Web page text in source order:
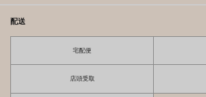
配送
宅配便
店頭受取